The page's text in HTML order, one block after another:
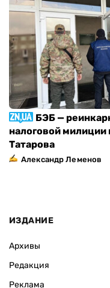
БЭБ —
налоговой
Татарова
Александр Леменов
ИЗДАНИЕ
Архивы
Редакция
Реклама